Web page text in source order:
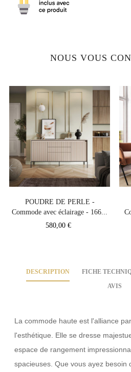
NOUS VOUS
POUDRE DE PERLE -
Commode avec éclairage - 166...
Prix
580,00 €
‹
DESCRIPTION FICHE
AVIS
La commode haute est l'alliance
l'esthétique. Elle se dresse
espace de rangement
spacieuses. Que vous ayez besoin